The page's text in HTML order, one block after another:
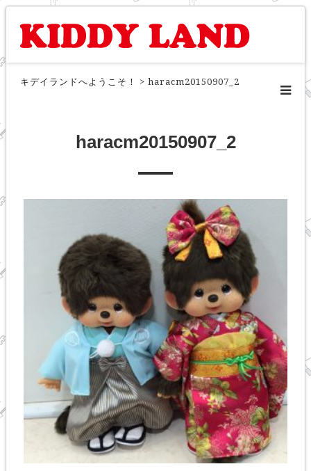
キデイランドへようこそ！ > haracm20150907_2
haracm20150907_2